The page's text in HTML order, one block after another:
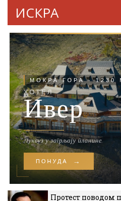
ИСКРА
Протест поводом